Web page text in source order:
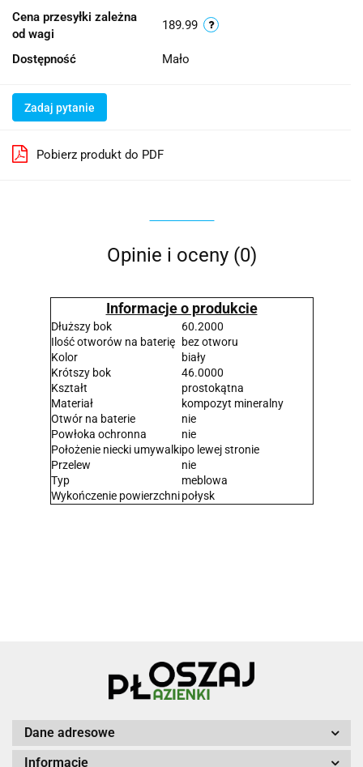
Cena przesyłki zależna
od wagi
189.99
Dostępność Mało
Zadaj pytanie
Pobierz produkt do PDF
Opinie i oceny (0)
Informacje o produkcie
Dłuższy bok
60.2000
Ilość otworów na baterię bez otworu
Kolor
biały
Krótszy bok
46.0000
Kształt
prostokątna
Materiał
kompozyt mineralny
Otwór na baterie
nie
Powłoka ochronna
nie
Położenie niecki umywalkipo lewej stronie
Przelew
nie
Typ
meblowa
Wykończenie powierzchni połysk
Dane adresowe
Informacje